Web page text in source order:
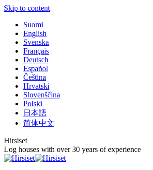
Skip to content
Suomi
English
Svenska
Français
Deutsch
Español
Čeština
Hrvatski
Slovenščina
Polski
日本語
简体中文
Hirsiset
Log houses with over 30 years of experience